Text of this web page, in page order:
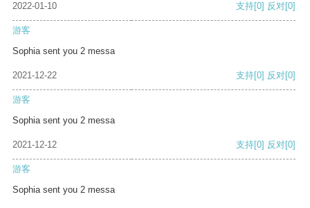
2022-01-10 支持[0] 反对[0]
游客
Sophia sent you 2 messa
2021-12-22 支持[0] 反对[0]
游客
Sophia sent you 2 messa
2021-12-12 支持[0] 反对[0]
游客
Sophia sent you 2 messa